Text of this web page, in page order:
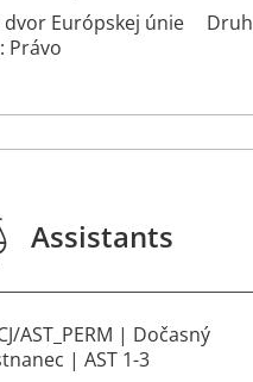
dvor Európskej únie
Druh
Právo
Assistants
AST_PERM | Dočasný
| AST 1-3